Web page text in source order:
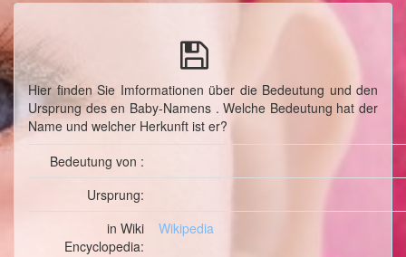
Hier finden Sie Imformationen über die Bedeutung und den
Ursprung des en Baby-Namens . Welche Bedeutung hat der
Name und welcher Herkunft ist er?
Bedeutung von :
Ursprung:
in Wiki
Encyclopedia:
Wikipedia